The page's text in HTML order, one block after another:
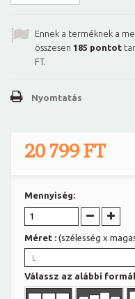
Ennek a terméknek a
összesen 185 pontot
FT.
Nyomtatás
20 799 FT
Mennyiség:
Méret : (szélesség x
L
Válassz az alábbi